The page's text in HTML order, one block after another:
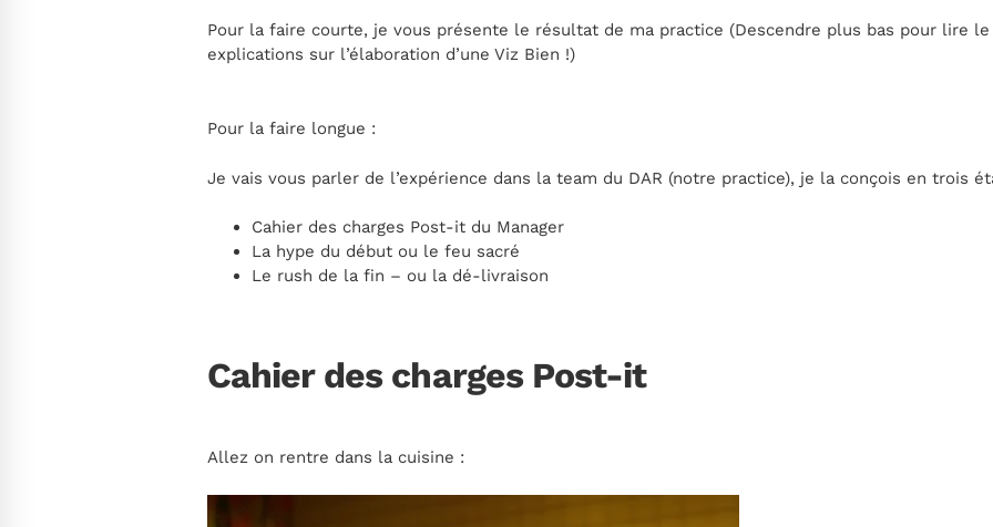
Pour la faire courte, je vous présente le résultat de ma practice (Descendre plus bas pour lire
explications sur l’élaboration d’une Viz Bien !)
Pour la faire longue :
Je vais vous parler de l’expérience dans la team du DAR (notre practice), je la conçois en trois
Cahier des charges Post-it du Manager
La hype du début ou le feu sacré
Le rush de la fin – ou la dé-livraison
Cahier des charges Post-it
Allez on rentre dans la cuisine :